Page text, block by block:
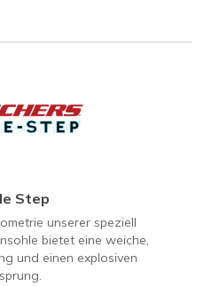
Step
unserer speziell
bietet eine weiche,
und einen explosiven